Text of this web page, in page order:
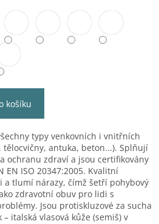
košíku
typy venkovních i vnitřních
antuka, beton...). Splňují
ochranu zdraví a jsou certifikovány
EN ISO 20347:2005. Kvalitní
a tlumí nárazy, čímž šetří pohybový
zdravotní obuv pro lidi s
Jsou protiskluzové za sucha
italská vlasová kůže (semiš) v